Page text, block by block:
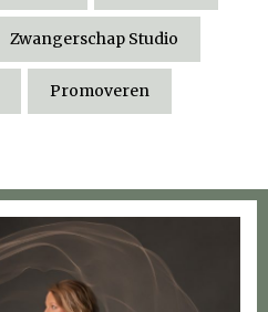
Zwangerschap Studio
Promoveren